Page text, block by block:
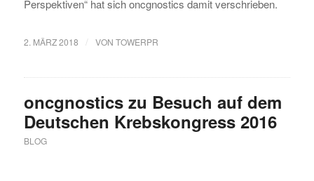
Perspektiven“ hat sich oncgnostics damit verschrieben.
2. MÄRZ 2018 / VON TOWERPR
oncgnostics zu Besuch auf dem
Deutschen Krebskongress 2016
BLOG